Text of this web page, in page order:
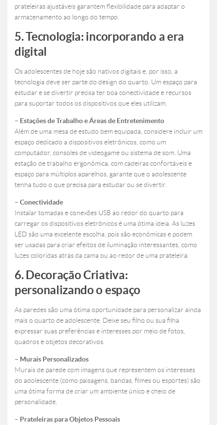
prateleiras ajustáveis garantem flexibilidade para adaptar o
armazenamento ao longo do tempo.
5. Tecnologia: incorporando a era
digital
Os adolescentes de hoje são nativos digitais e, por isso, a
tecnologia deve ser parte do design do quarto. Um espaço para
estudar e se divertir precisa ter boa conectividade e recursos
para suportar todos os dispositivos que eles utilizam.
– Estações de Trabalho e Áreas de Entretenimento
Além de uma mesa de estudo bem equipada, considere incluir um
espaço dedicado a dispositivos eletrônicos, como um
computador, consoles de videogame ou sistema de som. Uma
estação de trabalho ergonômica, com cadeiras confortáveis e
espaço para múltiplos aparelhos, garante que o adolescente
tenha tudo o que precisa para estudar ou se divertir.
– Conectividade
Instalar tomadas e conexões USB ao redor do quarto para
carregar os dispositivos eletrônicos é uma ótima ideia. As luzes
LED são uma excelente escolha, pois são econômicas e podem
ser usadas para criar efeitos de iluminação interessantes, como
luzes coloridas atrás da cama ou ao redor de uma prateleira.
6. Decoração Criativa:
personalizando o espaço
As paredes são uma ótima oportunidade para personalizar ainda
mais o quarto de adolescente. Deixe seu filho ou sua filha
expressar suas preferências e interesses por meio de fotos,
quadros e objetos decorativos.
– Murais Personalizados
Murais de parede com imagens que representem os interesses
do adolescente (como paisagens, bandas, filmes ou esportes) são
uma ótima forma de criar um ambiente único e cheio de
personalidade.
– Prateleiras para Objetos Pessoais